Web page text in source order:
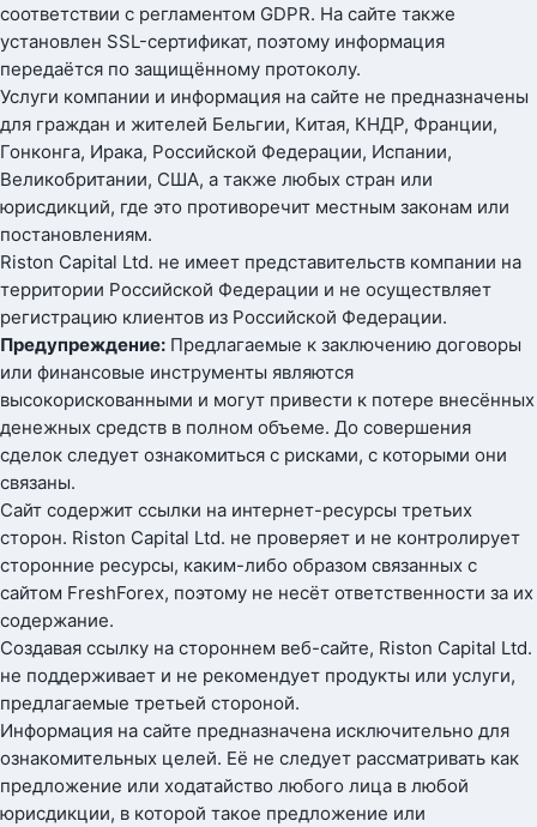
соответствии с регламентом GDPR. На сайте также
установлен SSL-сертификат, поэтому информация
передаётся по защищённому протоколу.
Услуги компании и информация на сайте не предназначены
для граждан и жителей Бельгии, Китая, КНДР, Франции,
Гонконга, Ирака, Российской Федерации, Испании,
Великобритании, США, а также любых стран или
юрисдикций, где это противоречит местным законам или
постановлениям.
Riston Capital Ltd. не имеет представительств компании на
территории Российской Федерации и не осуществляет
регистрацию клиентов из Российской Федерации.
Предупреждение: Предлагаемые к заключению договоры
или финансовые инструменты являются
высокорискованными и могут привести к потере внесённых
денежных средств в полном объеме. До совершения
сделок следует ознакомиться с рисками, с которыми они
связаны.
Сайт содержит ссылки на интернет-ресурсы третьих
сторон. Riston Capital Ltd. не проверяет и не контролирует
сторонние ресурсы, каким-либо образом связанных с
сайтом FreshForex, поэтому не несёт ответственности за их
содержание.
Создавая ссылку на стороннем веб-сайте, Riston Capital Ltd.
не поддерживает и не рекомендует продукты или услуги,
предлагаемые третьей стороной.
Информация на сайте предназначена исключительно для
ознакомительных целей. Её не следует рассматривать как
предложение или ходатайство любого лица в любой
юрисдикции, в которой такое предложение или